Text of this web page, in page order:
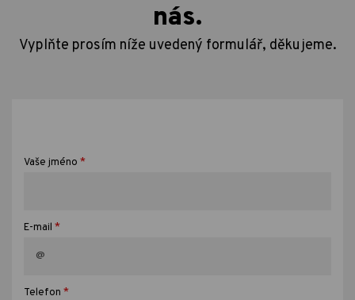
nás.
Vyplňte prosím níže uvedený formulář, děkujeme.
Vaše jméno *
E-mail *
Telefon *